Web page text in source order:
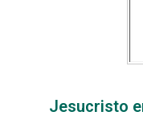
Jesucristo